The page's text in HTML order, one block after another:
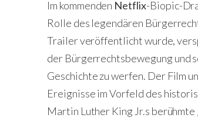
Im kommenden Netflix-Biopic-
Rolle des legendären
Trailer veröffentlicht wurde,
der Bürgerrechtsbewegung und
Geschichte zu werfen. Der Film
Ereignisse im Vorfeld des
Martin Luther King Jr.s berühmte